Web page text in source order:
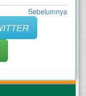
Sebelumnya